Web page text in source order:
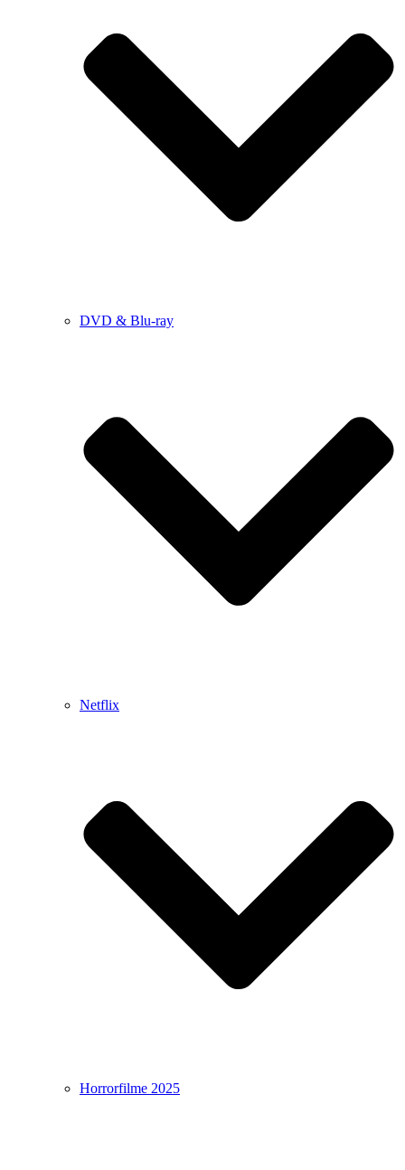
DVD & Blu-ray
Netflix
Horrorfilme 2025